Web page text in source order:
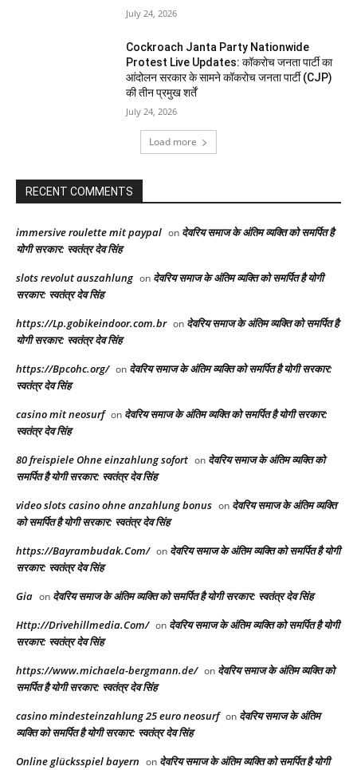
July 24, 2026
Cockroach Janta Party Nationwide
Protest Live Updates: कॉकरोच जनता पार्टी का
आंदोलन सरकार के सामने कॉकरोच जनता पार्टी (CJP)
की तीन प्रमुख शर्तें
July 24, 2026
Load more
RECENT COMMENTS
immersive roulette mit paypal on देवरिय समाज के अंतिम व्यक्ति को समर्पित है
योगी सरकार: स्वतंत्र देव सिंह
slots revolut auszahlung on देवरिय समाज के अंतिम व्यक्ति को समर्पित है योगी
सरकार: स्वतंत्र देव सिंह
https://Lp.gobikeindoor.com.br on देवरिय समाज के अंतिम व्यक्ति को समर्पित है
योगी सरकार: स्वतंत्र देव सिंह
https://Bpcohc.org/ on देवरिय समाज के अंतिम व्यक्ति को समर्पित है योगी सरकार:
स्वतंत्र देव सिंह
casino mit neosurf on देवरिय समाज के अंतिम व्यक्ति को समर्पित है योगी सरकार:
स्वतंत्र देव सिंह
80 freispiele Ohne einzahlung sofort on देवरिय समाज के अंतिम व्यक्ति को
समर्पित है योगी सरकार: स्वतंत्र देव सिंह
video slots casino ohne anzahlung bonus on देवरिय समाज के अंतिम व्यक्ति
को समर्पित है योगी सरकार: स्वतंत्र देव सिंह
https://Bayrambudak.Com/ on देवरिय समाज के अंतिम व्यक्ति को समर्पित है योगी
सरकार: स्वतंत्र देव सिंह
Gia on देवरिय समाज के अंतिम व्यक्ति को समर्पित है योगी सरकार: स्वतंत्र देव सिंह
Http://Drivehillmedia.Com/ on देवरिय समाज के अंतिम व्यक्ति को समर्पित है योगी
सरकार: स्वतंत्र देव सिंह
https://www.michaela-bergmann.de/ on देवरिय समाज के अंतिम व्यक्ति को
समर्पित है योगी सरकार: स्वतंत्र देव सिंह
casino mindesteinzahlung 25 euro neosurf on देवरिय समाज के अंतिम
व्यक्ति को समर्पित है योगी सरकार: स्वतंत्र देव सिंह
Online glücksspiel bayern on देवरिय समाज के अंतिम व्यक्ति को समर्पित है योगी